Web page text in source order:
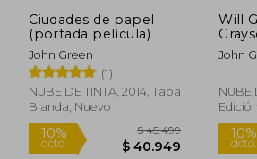
Ciudades de papel
(portada película)
John Green
(1)
NUBE DE TINTA, 2014, Tapa
Blanda, Nuevo
Will
John
NUBE
Nuevo